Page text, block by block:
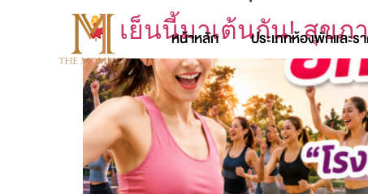
หน้าหลัก ประเภทห้องพักและร
เย็นนี้มาเต้นกัน! สุขภ